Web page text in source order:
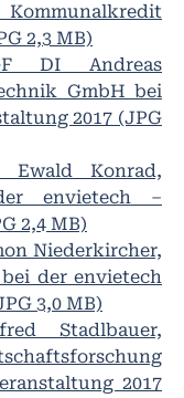
2,3 MB)
DI Andreas
GmbH bei
2017 (JPG
Ewald Konrad,
envietech –
2,4 MB)
Niederkircher,
der envietech
3,0 MB)
Stadlbauer,
2017